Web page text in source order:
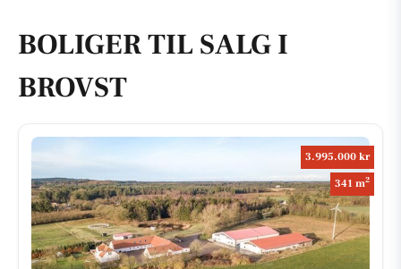
BOLIGER TIL SALG I
BROVST
3.995.000 kr
341 m2